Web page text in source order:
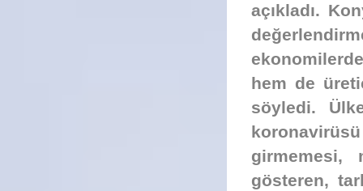
açıkladı.
hem de
söyledi.
girmemesi,
gösteren,